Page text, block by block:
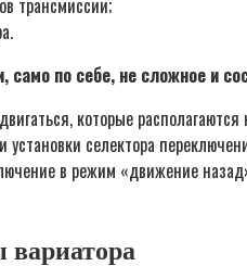
само по себе, не сложное и
которые располагаются
селектора
в режим «движение